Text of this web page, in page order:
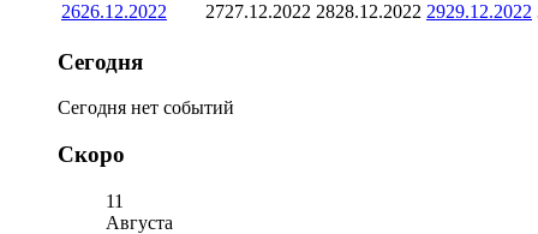
2626.12.2022 2727.12.2022 2828.12.2022 2929.12.2022
Сегодня
Сегодня нет событий
Скоро
11
Августа